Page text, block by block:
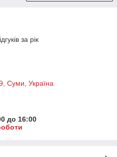
за рік
Суми, Україна
до 16:00